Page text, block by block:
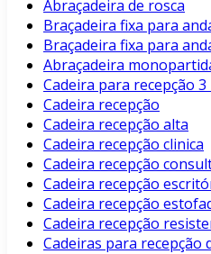
Abraçadeira de rosca
Braçadeira fixa para
Braçadeira fixa para
Abraçadeira
Cadeira para recepção
Cadeira recepção
Cadeira recepção alta
Cadeira recepção clinica
Cadeira recepção
Cadeira recepção
Cadeira recepção
Cadeira recepção
Cadeiras para recepção